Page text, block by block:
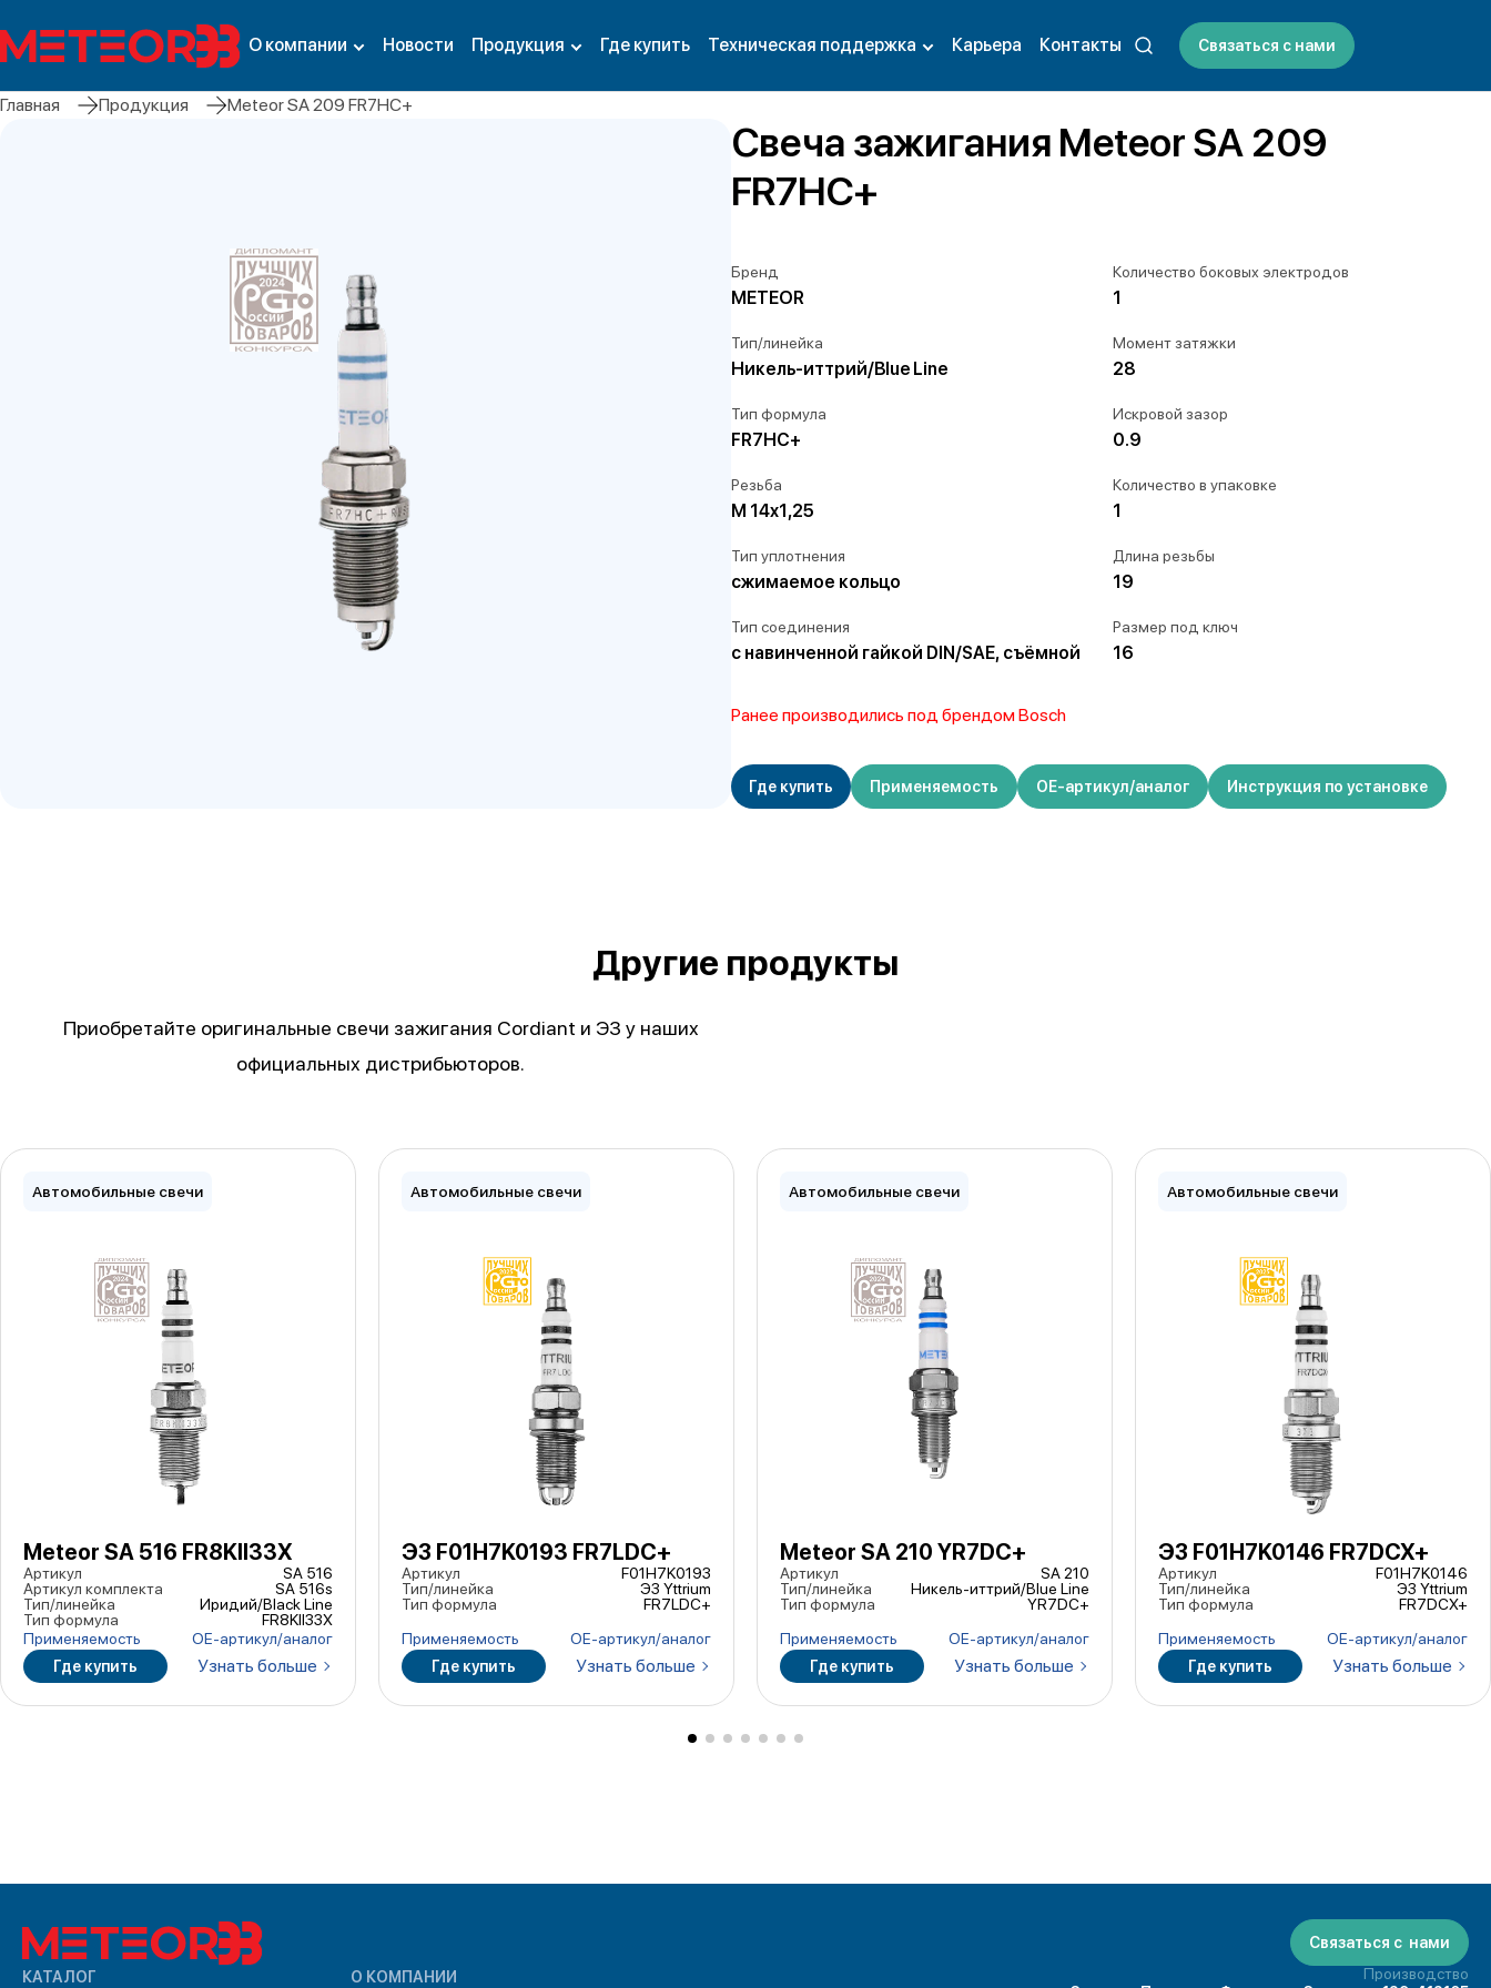
О компании Новости Продукция Где купить Техническая поддержка Карьера Контакты Связаться с нами
Главная Продукция Meteor SA 209 FR7HC+
Свеча зажигания Meteor SA 209
FR7HC+
Бренд
METEOR
Тип/линейка
Никель-иттрий/Blue Line
Тип формула
FR7HC+
Резьба
M 14x1,25
Тип уплотнения
сжимаемое кольцо
Тип соединения
с навинченной гайкой DIN/SAE, съёмной
Количество боковых электродов
1
Момент затяжки
28
Искровой зазор
0.9
Количество в упаковке
1
Длина резьбы
19
Размер под ключ
16
Ранее производились под брендом Bosch
Где купить Применяемость ОЕ-артикул/аналог Инструкция по установке
Другие продукты
Приобретайте оригинальные свечи зажигания Cordiant и ЭЗ у наших
официальных дистрибьюторов.
Автомобильные свечи
Meteor SA 516 FR8KII33X
Артикул
SA 516
Артикул комплекта
SA 516s
Тип/линейка
Иридий/Black Line
Тип формула
FR8KII33X
Применяемость
ОЕ-артикул/аналог
Где купить
Узнать больше
Автомобильные свечи
ЭЗ F01H7K0193 FR7LDC+
Артикул
F01H7K0193
Тип/линейка
ЭЗ Yttrium
Тип формула
FR7LDC+
Применяемость
ОЕ-артикул/аналог
Где купить
Узнать больше
Автомобильные свечи
Meteor SA 210 YR7DC+
Артикул
SA 210
Тип/линейка
Никель-иттрий/Blue Line
Тип формула
YR7DC+
Применяемость
ОЕ-артикул/аналог
Где купить
Узнать больше
Автомобильные свечи
ЭЗ F01H7K0146 FR7DCX+
Артикул
F01H7K0146
Тип/линейка
ЭЗ Yttrium
Тип формула
FR7DCX+
Применяемость
ОЕ-артикул/аналог
Где купить
Узнать больше
Связаться с нами
КАТАЛОГ
О КОМПАНИИ
Производство